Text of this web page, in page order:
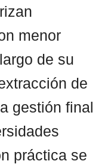
menor
de su
de
gestión final
práctica se